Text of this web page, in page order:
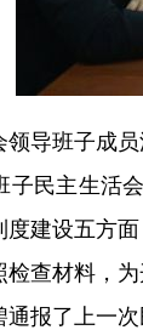
领导班子成
子民主生活
度建设五方
查材料，
通报了上一